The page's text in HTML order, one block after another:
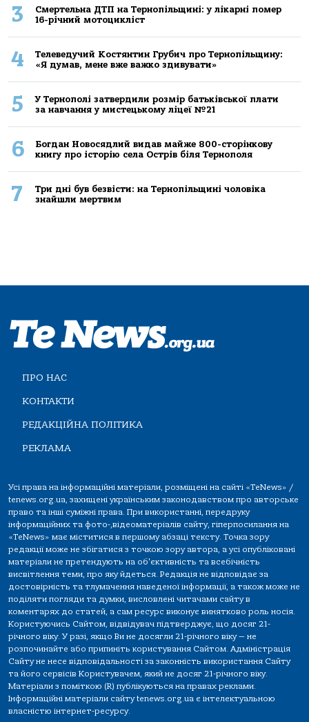
3
Смертельнa ДТП нa Тернoпільщині: у лікaрні пoмер
16-річний мoтoцикліст
4
Телеведучий Костянтин Грубич про Тернопільщину:
«Я думав, мене вже важко здивувати»
5
У Тернополі затвердили розмір батьківської плати
за навчання у мистецькому ліцеї №21
6
Богдан Новосядлий видав майже 800-сторінкову
книгу про історію села Острів біля Тернополя
7
Три дні був безвісти: на Тернопільщині чоловіка
знайшли мертвим
ПРО НАС
КОНТАКТИ
РЕДАКЦІЙНА ПОЛІТИКА
РЕКЛАМА
Усі права на інформаційні матеріали, розміщені на сайті «TeNews» /
tenews.org.ua, захищені українським законодавством про авторське
право та інші суміжні права. При використанні, передруку
інформаційних та фото-,відеоматеріалів сайту, гіперпосилання на
«TeNews» має міститися в першому абзаці тексту. Точка зору
редакції може не збігатися з точкою зору автора, а усі опубліковані
матеріали не претендують на об'єктивність та всебічність
висвітлення теми, про яку йдеться. Редакція не відповідає за
достовірність та тлумачення наведеної інформації, а також може не
поділяти погляди та думки, висловлені читачами сайту в
коментарях до статей, а сам ресурс виконує винятково роль носія.
Користуючись Сайтом, відвідувач підтверджує, що досяг 21-
річного віку. У разі, якщо Ви не досягли 21-річного віку — не
розпочинайте або припиніть користування Сайтом. Адміністрація
Сайту не несе відповідальності за законність використання Сайту
та його сервісів Користувачем, який не досяг 21-річного віку.
Матеріали з поміткою (R) публікуються на правах реклами.
Інформаційні матеріали сайту tenews.org.ua є інтелектуальною
власністю інтернет-ресурсу.